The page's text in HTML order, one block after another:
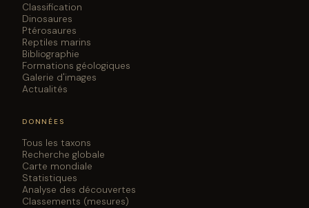
Classification
Dinosaures
Ptérosaures
Reptiles marins
Bibliographie
Formations géologiques
Galerie d'images
Actualités
DONNÉES
Tous les taxons
Recherche globale
Carte mondiale
Statistiques
Analyse des découvertes
Classements (mesures)